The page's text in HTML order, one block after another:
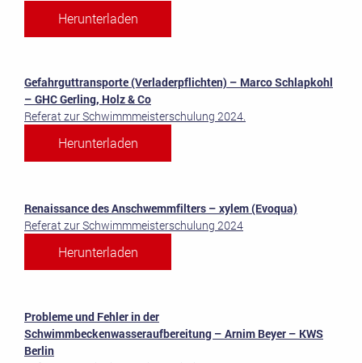
Herunterladen
Gefahrguttransporte (Verladerpflichten) – Marco Schlapkohl
– GHC Gerling, Holz & Co
Referat zur Schwimmmeisterschulung 2024.
Herunterladen
Renaissance des Anschwemmfilters – xylem (Evoqua)
Referat zur Schwimmmeisterschulung 2024
Herunterladen
Probleme und Fehler in der
Schwimmbeckenwasseraufbereitung – Arnim Beyer – KWS
Berlin